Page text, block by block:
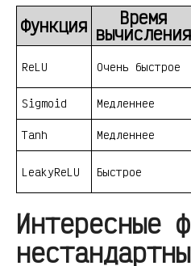
Функция Время
вычисления
ReLU Очень быстрое
Sigmoid
Медленнее
Tanh
Медленнее
LeakyReLU Быстрое
Интересные